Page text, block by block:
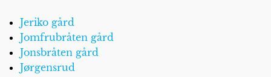
Jeriko gård
Jomfrubråten gård
Jonsbråten gård
Jørgensrud